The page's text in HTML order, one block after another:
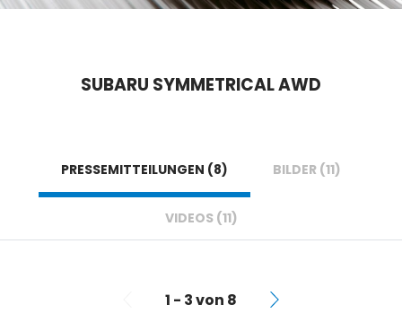
SUBARU SYMMETRICAL AWD
PRESSEMITTEILUNGEN (8) BILDER (11)
VIDEOS (11)
1 - 3 von 8